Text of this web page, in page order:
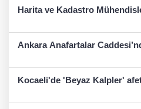
Harita ve Kadastro
Ankara Anafartalar
Kocaeli'de 'Beyaz Kalpler'